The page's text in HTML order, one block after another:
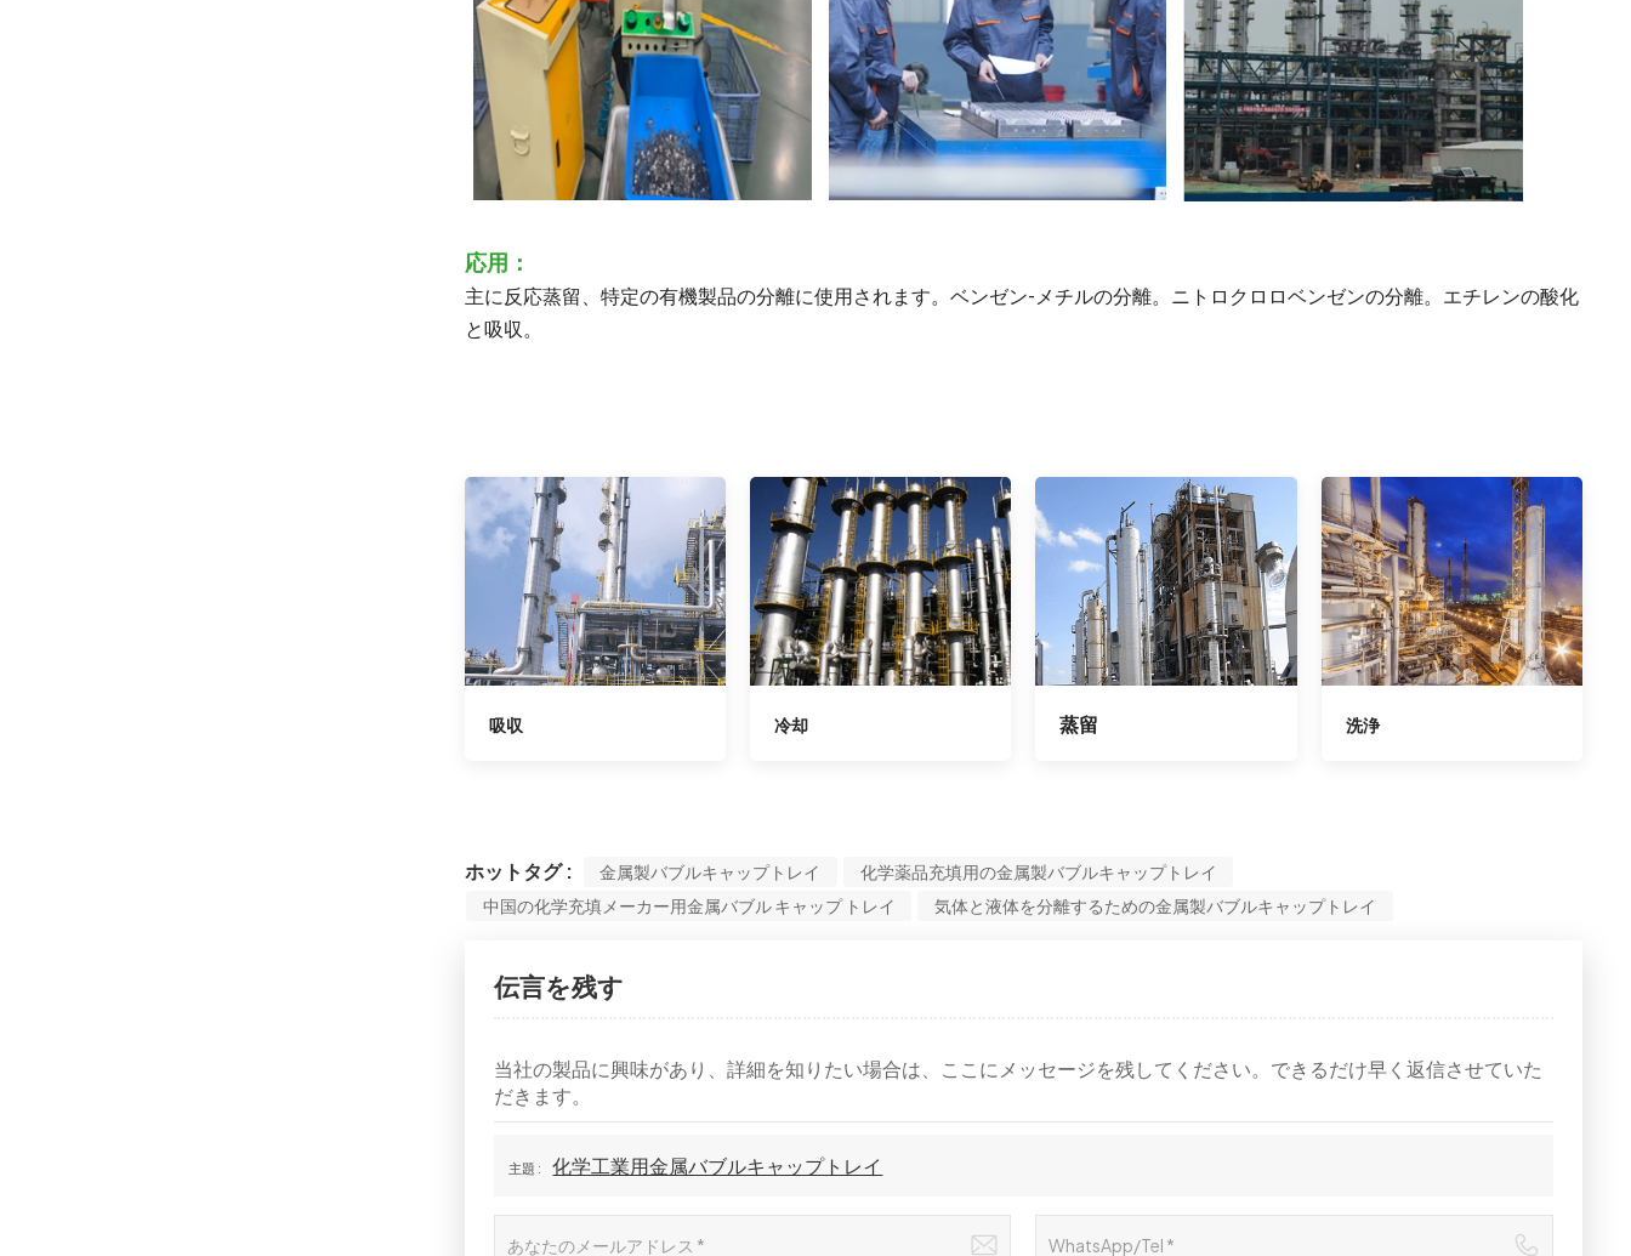
応用：
主に反応蒸留、特定の有機製品の分離に使用されます。ベンゼン-メチルの分離。ニトロクロロベンゼンの分離。エチレンの酸化
と吸収。
吸収 冷却 蒸留 洗浄
ホットタグ : 金属製バブルキャップトレイ
化学薬品充填用の金属製バブルキャップトレイ
中国の化学充填メーカー用金属バブル キャップ トレイ
気体と液体を分離するための金属製バブルキャップトレイ
伝言を残す
当社の製品に興味があり、詳細を知りたい場合は、ここにメッセージを残してください。できるだけ早く返信させていた
だきます。
主題 : 化学工業用金属バブルキャップトレイ